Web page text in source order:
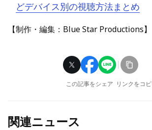
どデバイス別の視聴方法まとめ
【制作・編集：Blue Star Productions】
この記事をシェア リンクをコ
関連ニュース